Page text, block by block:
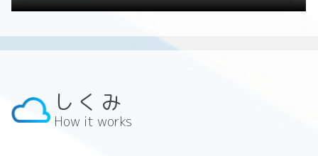
しくみ
How it works